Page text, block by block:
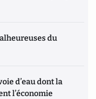
du
d’eau dont la
l’économie